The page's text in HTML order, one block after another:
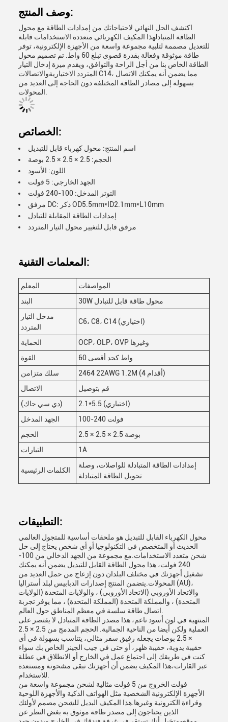
وصف المنتج:
اكتشف الحل النهائي لاحتياجاتك من إمدادات الطاقة مع محول
الطاقة المتبادلهذا المكيف الكهربائي متعددة الاستخدامات قابلة
للتعديل مصممة لتلبية مجموعة واسعة من الأجهزة الإلكترونية، توفر
طاقة موثوقة وفعالة بقدرة قصوى تبلغ 60 واط. تم تصميم محول
الطاقة الخاص بنا من أجل الراحة والتوافق، ويقدم ميزة إدخال التيار
المتردد الاختياريةوالاتصالات C14، مما يضمن أنه يمكنك الاتصال
بسهولة إلى مصادر الطاقة المختلفة دون الحاجة إلى العديد من
الخصائص:
اسم المنتج: محول كهرباء قابل للتبديل
الحجم: 2.5 × 2.5 × 2.5 بوصة
اللون: الأسود
الجهد الخارجي: 5 فولت
التوتر المدخل: 100-240 فولت
مرفق DC: ذكر OD5.5mm*ID2.1mm*L10mm
إمدادات الطاقة المقابلة للتبادل
مرفق قابل للتغيير محول التيار المتردد
المعلمات التقنية:
المعلم
المواصفات
البند
30W محول طاقة قابل للتبادل
مدخل التيار
المتردد
C6، C8، C14 (اختياري)
الحماية
OCP، OLP، OVP وغيرها
القوة
60 واط كحد أقصى
سلك متزامن
2464 22AWG 1.2M (4 أقدام)
الاتصال
قم بتوصيل
(دي سي جاك)
2.1*5.5 (اختياري)
الجهد المدخل
100-240 فولت
الحجم
2.5 × 2.5 × 2.5 بوصة
التيارات
1A
الكلمات الرئيسية
إمدادات الطاقة المتبادلة للواصلات، وصلة
تحويل الطاقة المتبادلة
التطبيقات:
محول الكهرباء القابل للتبديل هو ملحقات أساسية للمتجول العالمي
الحديث أو المتخصص في التكنولوجيا أو أي شخص يحتاج إلى حل
شحن متعدد الاستخدامات.مع مجموعة من الجهد الدخالي من 100-
240 فولت، هذا محول الطاقة القابل للتبديل يضمن أنه يمكنك
تشغيل أجهزتك في مختلف البلدان دون إزعاج من حمل العديد من
المحولات.يتضمن المنتج إصدارات الدبابيس لبلد أستراليا (AU)،
والاتحاد الأوروبي (الاتحاد الأوروبي) ، والولايات المتحدة (الولايات
المتحدة) ، والمملكة المتحدة (المملكة المتحدة) ، مما يوفر تجربة
المنتهية في لون أسود ناعم، هذا مصدر الطاقة المتبادل لا يقتصر على
العملية ولكن أيضا من الناحية الجمالية. الحجم المدمج من 2.5 × 2.5
× 2.5 بوصات يجعله رفيق سفر مثالي، يتناسب بسهولة في أي
حقيبة يدوية، حقيبة ظهر، أو حتى في جيب الجينز الخاص بك سواء
كنت في طريقك إلى اجتماع عمل في الخارج أو الانطلاق في عطلة
عبر القارات،هذا المكيف يضمن أن أجهزتك تبقى مشحونة ومستعدة
فولت الخروج من 5 فولت مثالية لشحن مجموعة واسعة من
الأجهزة الإلكترونية الشخصية مثل الهواتف الذكية والأجهزة اللوحية
وقراءة الكترونية وغيرها.هذا المكيف البديل للشحن مصمم لأولئك
الذين يحتاجون إلى مصدر طاقة موثوق به بغض النظر عن